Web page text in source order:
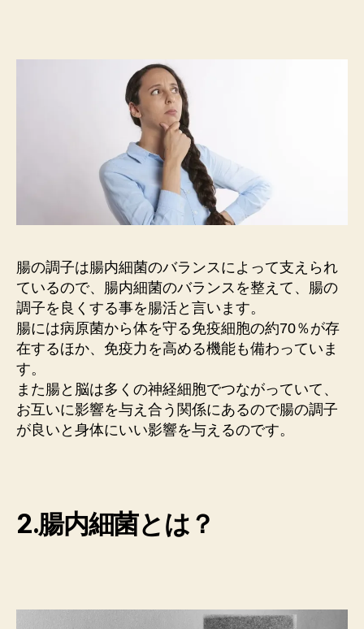
腸の調子は腸内細菌のバランスによって支えられ
ているので、腸内細菌のバランスを整えて、腸の
調子を良くする事を腸活と言います。
腸には病原菌から体を守る免疫細胞の約70％が存
在するほか、免疫力を高める機能も備わっていま
す。
また腸と脳は多くの神経細胞でつながっていて、
お互いに影響を与え合う関係にあるので腸の調子
が良いと身体にいい影響を与えるのです。
2.腸内細菌とは？